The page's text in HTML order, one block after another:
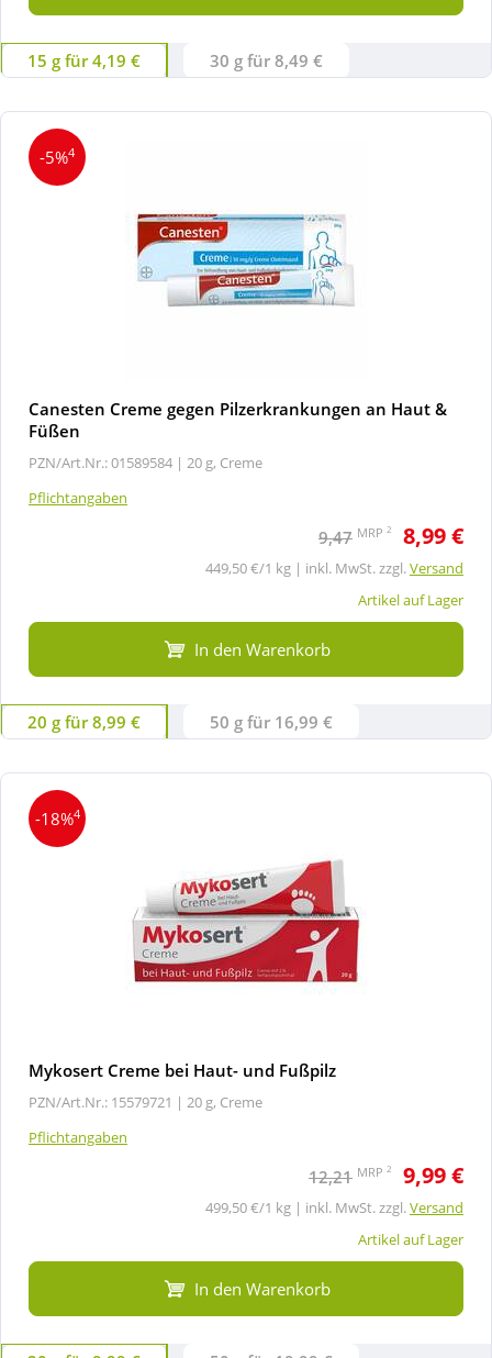
15 g für 4,19 € 30 g für 8,49 €
-5%4
Canesten Creme gegen Pilzerkrankungen an Haut &
Füßen
PZN/Art.Nr.: 01589584 | 20 g, Creme
Pflichtangaben
9,47 MRP 2 8,99 €
449,50 €/1 kg | inkl. MwSt. zzgl.Versand
Artikel auf Lager
In den Warenkorb
20 g für 8,99 € 50 g für 16,99 €
-18%4
Mykosert Creme bei Haut- und Fußpilz
PZN/Art.Nr.: 15579721 | 20 g, Creme
Pflichtangaben
12,21 MRP 2 9,99 €
499,50 €/1 kg | inkl. MwSt. zzgl.Versand
Artikel auf Lager
In den Warenkorb